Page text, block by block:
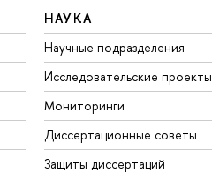
НАУКА
Научные подразделения
Исследовательские проекты
Мониторинги
Диссертационные советы
Защиты диссертаций